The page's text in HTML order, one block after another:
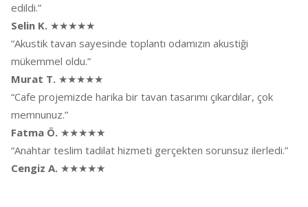
edildi.”
Selin K. ★★★★★
“Akustik tavan sayesinde toplantı odamızın akustiği
mükemmel oldu.”
Murat T. ★★★★★
“Cafe projemizde harika bir tavan tasarımı çıkardılar, çok
memnunuz.”
Fatma Ö. ★★★★★
“Anahtar teslim tadilat hizmeti gerçekten sorunsuz ilerledi.”
Cengiz A. ★★★★★